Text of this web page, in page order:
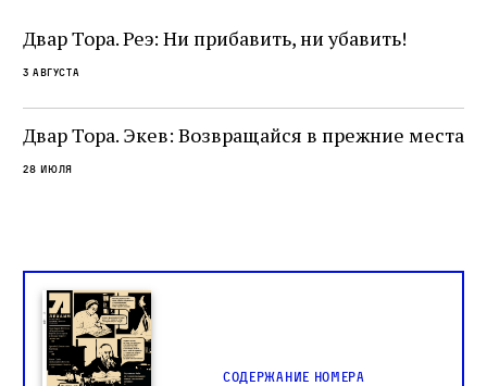
не просто покровитель переводчиков,
окружённый книгами. Перед нами человек,
одно решение которого вызвало возмущение
целой общины и стало частью многовекового
спора о том, кому принадлежит последнее
слово в переводе Библии
Двар Тора. Реэ: Ни прибавить, ни убавить!
3 августа
Двар Тора. Экев: Возвращайся в прежние места
28 июля
Содержание номера